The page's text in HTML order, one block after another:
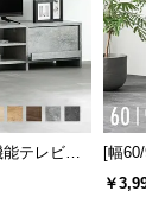
テレビボ
ン収納・
[幅
スチ
ック
￥